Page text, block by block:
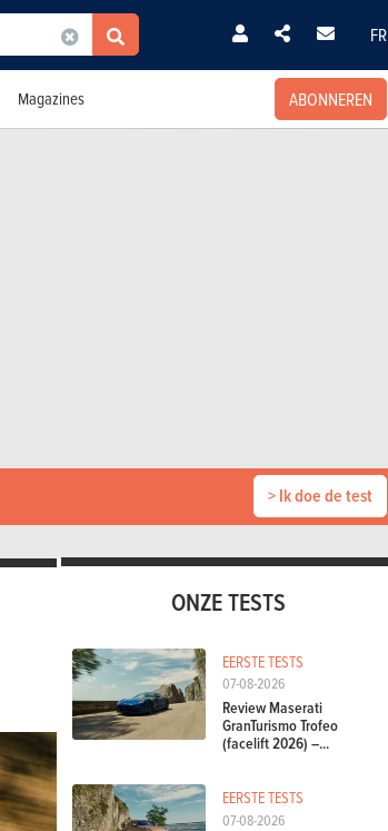
FR
Magazines ABONNEREN
> Ik doe de test
ONZE TESTS
EERSTE TESTS
07-08-2026
Review Maserati
GranTurismo Trofeo
(facelift 2026) –...
EERSTE TESTS
07-08-2026